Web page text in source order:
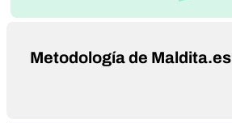
Metodología de Maldita.es